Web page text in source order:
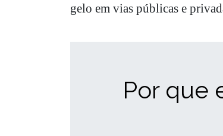
gelo em vias públicas e
Por que